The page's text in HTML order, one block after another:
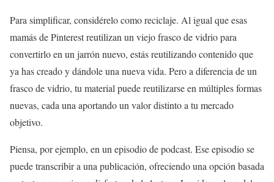
Para simplificar, considérelo como reciclaje. Al igual que esas
mamás de Pinterest reutilizan un viejo frasco de vidrio para
convertirlo en un jarrón nuevo, estás reutilizando contenido que
ya has creado y dándole una nueva vida. Pero a diferencia de un
frasco de vidrio, tu material puede reutilizarse en múltiples formas
nuevas, cada una aportando un valor distinto a tu mercado
objetivo.
Piensa, por ejemplo, en un episodio de podcast. Ese episodio se
puede transcribir a una publicación, ofreciendo una opción basada